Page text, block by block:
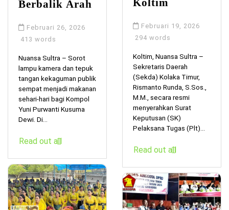
Berbalik Arah
Februari 26, 2026
413 words
Nuansa Sultra – Sorot
lampu kamera dan tepuk
tangan kekaguman publik
sempat menjadi makanan
sehari-hari bagi Kompol
Yuni Purwanti Kusuma
Dewi. Di...
Read out all
Februari 19, 2026
294 words
Koltim, Nuansa Sultra –
Sekretaris Daerah
(Sekda) Kolaka Timur,
Rismanto Runda, S.Sos.,
M.M., secara resmi
menyerahkan Surat
Keputusan (SK)
Pelaksana Tugas (Plt)...
Read out all